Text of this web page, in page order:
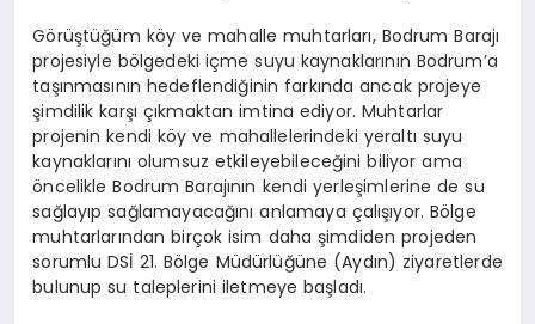
Görüştüğüm köy ve mahalle muhtarları, Bodrum Barajı
projesiyle bölgedeki içme suyu kaynaklarının Bodrum’a
taşınmasının hedeflendiğinin farkında ancak projeye
şimdilik karşı çıkmaktan imtina ediyor. Muhtarlar
projenin kendi köy ve mahallelerindeki yeraltı suyu
kaynaklarını olumsuz etkileyebileceğini biliyor ama
öncelikle Bodrum Barajının kendi yerleşimlerine de su
sağlayıp sağlamayacağını anlamaya çalışıyor. Bölge
muhtarlarından birçok isim daha şimdiden projeden
sorumlu DSİ 21. Bölge Müdürlüğüne (Aydın) ziyaretlerde
bulunup su taleplerini iletmeye başladı.